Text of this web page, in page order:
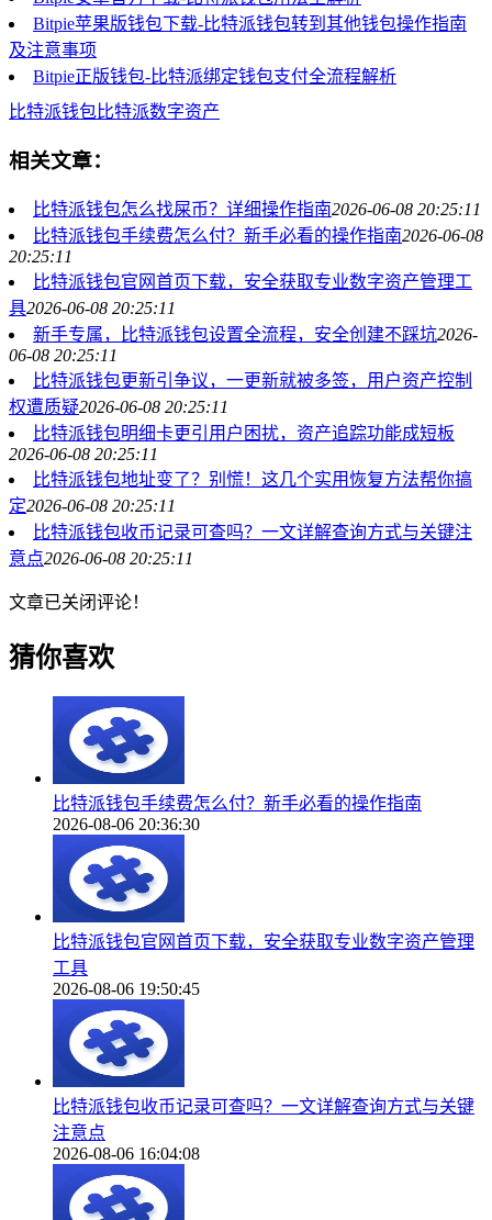
Bitpie苹果版钱包下载-比特派钱包转到其他钱包操作指南
及注意事项
Bitpie正版钱包-比特派绑定钱包支付全流程解析
比特派钱包比特派数字资产
相关文章：
比特派钱包怎么找屎币？详细操作指南2026-06-08 20:25:11
比特派钱包手续费怎么付？新手必看的操作指南2026-06-08
20:25:11
比特派钱包官网首页下载，安全获取专业数字资产管理工
具2026-06-08 20:25:11
新手专属，比特派钱包设置全流程，安全创建不踩坑2026-
06-08 20:25:11
比特派钱包更新引争议，一更新就被多签，用户资产控制
权遭质疑2026-06-08 20:25:11
比特派钱包明细卡更引用户困扰，资产追踪功能成短板
2026-06-08 20:25:11
比特派钱包地址变了？别慌！这几个实用恢复方法帮你搞
定2026-06-08 20:25:11
比特派钱包收币记录可查吗？一文详解查询方式与关键注
意点2026-06-08 20:25:11
文章已关闭评论！
猜你喜欢
比特派钱包手续费怎么付？新手必看的操作指南
2026-08-06 20:36:30
比特派钱包官网首页下载，安全获取专业数字资产管理
工具
2026-08-06 19:50:45
比特派钱包收币记录可查吗？一文详解查询方式与关键
注意点
2026-08-06 16:04:08